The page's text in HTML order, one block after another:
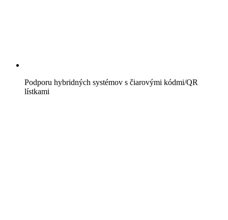
Podporu hybridných systémov s čiarovými kódmi/QR
lístkami